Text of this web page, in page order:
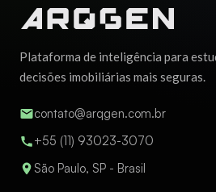
Plataforma de inteligência para
decisões imobiliárias mais seguras.
contato@arqgen.com.br
+55 (11) 93023-3070
São Paulo, SP - Brasil